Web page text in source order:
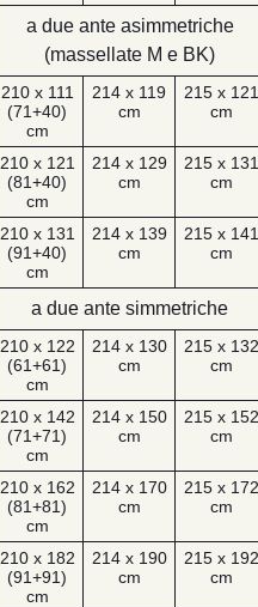
a due ante asimmetriche
(massellate M e BK)
210 x 111
(71+40)
cm
214 x 119
cm
215 x
cm
210 x 121
(81+40)
cm
214 x 129
cm
215 x
cm
210 x 131
(91+40)
cm
214 x 139
cm
215 x
cm
a due ante simmetriche
210 x 122
(61+61)
cm
214 x 130
cm
215 x
cm
210 x 142
(71+71)
cm
214 x 150
cm
215 x
cm
210 x 162
(81+81)
cm
214 x 170
cm
215 x
cm
210 x 182
(91+91)
cm
214 x 190
cm
215 x
cm